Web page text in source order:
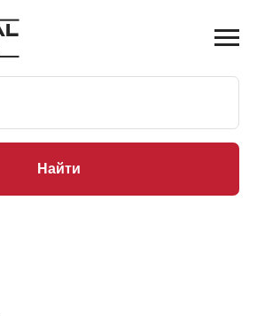
Найти